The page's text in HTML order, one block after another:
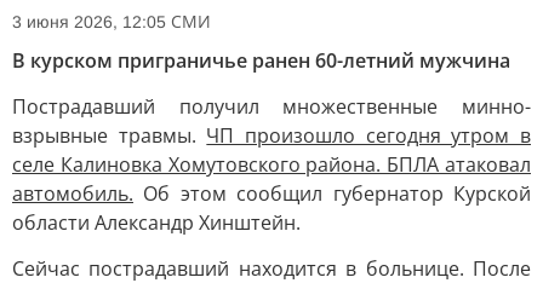
3 июня 2026, 12:05 СМИ
В курском приграничье ранен 60-летний мужчина
Пострадавший получил множественные минно-
взрывные травмы. ЧП произошло сегодня утром в
селе Калиновка Хомутовского района. БПЛА атаковал
автомобиль. Об этом сообщил губернатор Курской
области Александр Хинштейн.
Сейчас пострадавший находится в больнице. После